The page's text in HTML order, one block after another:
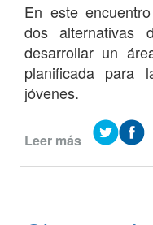
En este
dos alternativas
desarrollar un
planificada para
jóvenes.
Leer más de